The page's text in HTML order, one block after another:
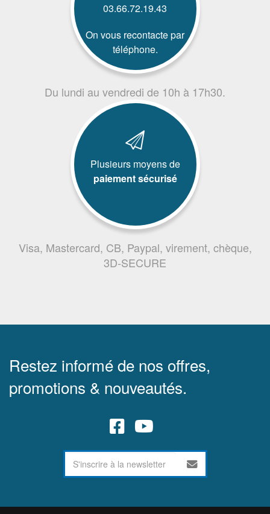
03.66.72.19.43
On vous recontacte par
téléphone.
Du lundi au vendredi de 10h à 17h30.
Plusieurs moyens de
paiement sécurisé
Visa, Mastercard, CB, Paypal, virement, chèque,
3D-SECURE
Restez informé de nos offres,
promotions & nouveautés.